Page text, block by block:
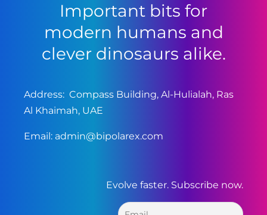
Important bits for
modern humans and
clever dinosaurs alike.
Address: Compass Building, Al-Hulialah, Ras
Al Khaimah, UAE
Email: admin@bipolarex.com
Evolve faster. Subscribe now.